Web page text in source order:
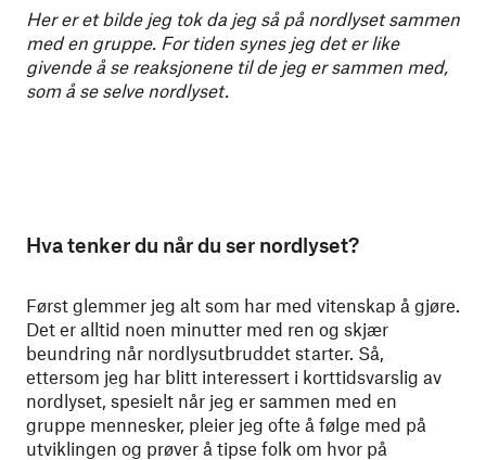
Her er et bilde jeg tok da jeg så på nordlyset sammen
med en gruppe. For tiden synes jeg det er like
givende å se reaksjonene til de jeg er sammen med,
som å se selve nordlyset.
Hva tenker du når du ser nordlyset?
Først glemmer jeg alt som har med vitenskap å gjøre.
Det er alltid noen minutter med ren og skjær
beundring når nordlysutbruddet starter. Så,
ettersom jeg har blitt interessert i korttidsvarslig av
nordlyset, spesielt når jeg er sammen med en
gruppe mennesker, pleier jeg ofte å følge med på
utviklingen og prøver å tipse folk om hvor på